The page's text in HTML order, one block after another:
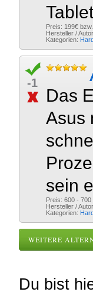
Preis: 199€
Hersteller /
Kategorien:
-1
Das
Asus
sein
Preis: 600 - 700
Hersteller /
Kategorien:
WEITERE
Du bist